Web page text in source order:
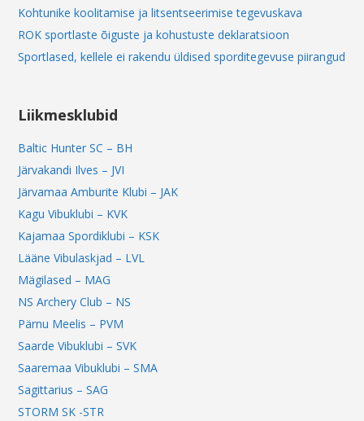
Kohtunike koolitamise ja litsentseerimise tegevuskava
ROK sportlaste õiguste ja kohustuste deklaratsioon
Sportlased, kellele ei rakendu üldised sporditegevuse piirangud
Liikmesklubid
Baltic Hunter SC – BH
Järvakandi Ilves – JVI
Järvamaa Amburite Klubi – JAK
Kagu Vibuklubi – KVK
Kajamaa Spordiklubi – KSK
Lääne Vibulaskjad – LVL
Mägilased – MAG
NS Archery Club – NS
Pärnu Meelis – PVM
Saarde Vibuklubi – SVK
Saaremaa Vibuklubi – SMA
Sagittarius – SAG
STORM SK -STR